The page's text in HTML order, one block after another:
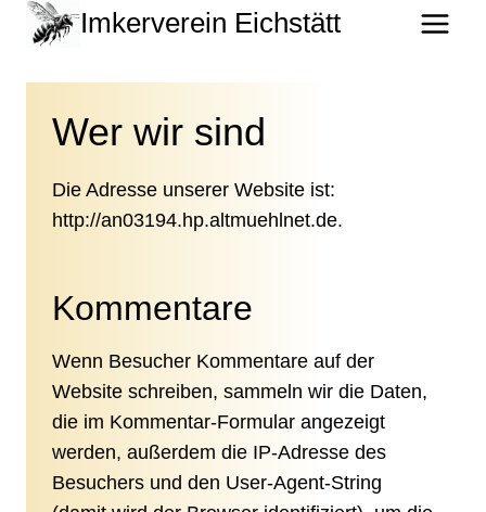
Zum
Inhalt
springen
Imkerverein Eichstätt
Wer wir sind
Die Adresse unserer Website ist:
http://an03194.hp.altmuehlnet.de.
Kommentare
Wenn Besucher Kommentare auf der
Website schreiben, sammeln wir die Daten,
die im Kommentar-Formular angezeigt
werden, außerdem die IP-Adresse des
Besuchers und den User-Agent-String